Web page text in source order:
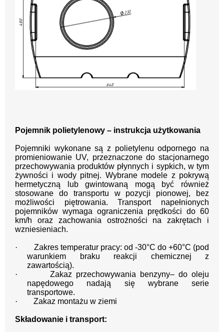
Pojemnik polietylenowy – instrukcja użytkowania
Pojemniki wykonane są z polietylenu odpornego na
promieniowanie UV, przeznaczone do stacjonarnego
przechowywania produktów płynnych i sypkich, w tym
żywności i wody pitnej. Wybrane modele z pokrywą
hermetyczną lub gwintowaną mogą być również
stosowane do transportu w pozycji pionowej, bez
możliwości piętrowania. Transport napełnionych
pojemników wymaga ograniczenia prędkości do 60
km/h oraz zachowania ostrożności na zakrętach i
wzniesieniach.
·
Zakres temperatur pracy: od -30°C do +60°C (pod
warunkiem braku reakcji chemicznej z
zawartością).
·
Zakaz przechowywania benzyny– do oleju
napędowego nadają się wybrane serie
transportowe.
·
Zakaz montażu w ziemi
Składowanie i transport: